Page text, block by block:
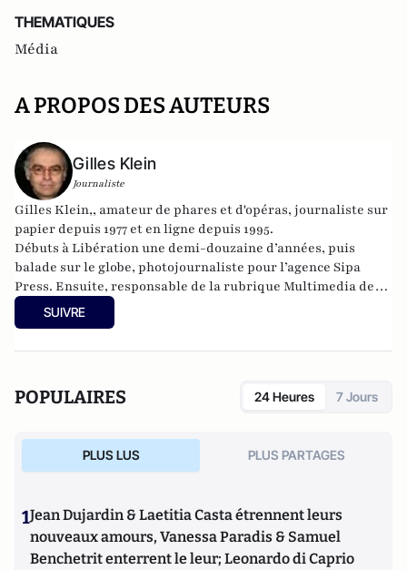
THEMATIQUES
Média
A PROPOS DES AUTEURS
Gilles Klein
Journaliste
Gilles Klein,, amateur de phares et d'opéras, journaliste sur
papier depuis 1977 et en ligne depuis 1995.
Débuts à Libération une demi-douzaine d’années, puis
balade sur le globe, photojournaliste pour l’agence Sipa
Press. Ensuite, responsable de la rubrique Multimedia de
ELLE, avant d’écrire sur les médias à Arrêt sur Images et de
collaborer avec Atlantico. Par ailleurs fut blogueur, avec Le
SUIVRE
POPULAIRES 24 Heures 7 Jours
PLUS LUS PLUS PARTAGES
1Jean Dujardin & Laetitia Casta étrennent leurs
nouveaux amours, Vanessa Paradis & Samuel
Benchetrit enterrent le leur; Leonardo di Caprio